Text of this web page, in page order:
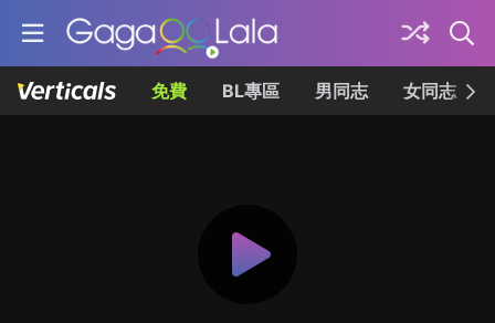
免費 BL專區 男同志 女同志